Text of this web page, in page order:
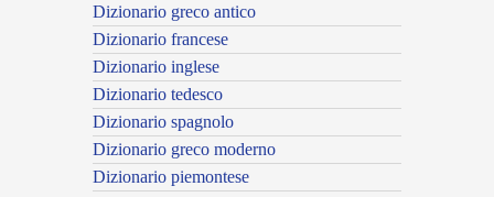
Dizionario greco antico
Dizionario francese
Dizionario inglese
Dizionario tedesco
Dizionario spagnolo
Dizionario greco moderno
Dizionario piemontese